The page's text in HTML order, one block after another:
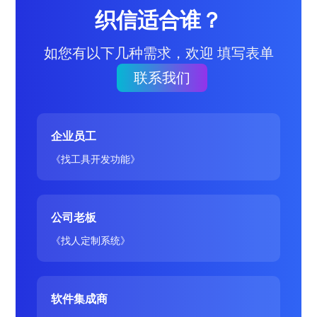
织信适合谁？
如您有以下几种需求，欢迎 填写表单
联系我们
企业员工
《找工具开发功能》
公司老板
《找人定制系统》
软件集成商